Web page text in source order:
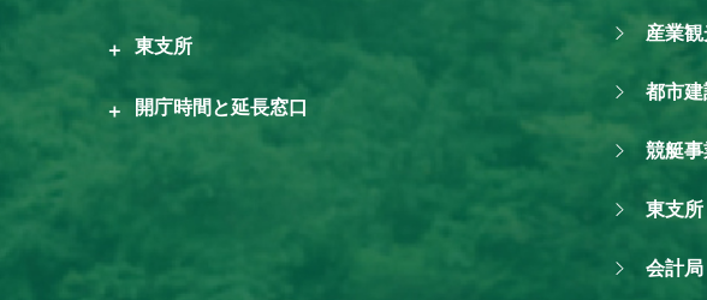
東支所
開庁時間と延長窓口
産業
都市
競艇
東支所
会計局